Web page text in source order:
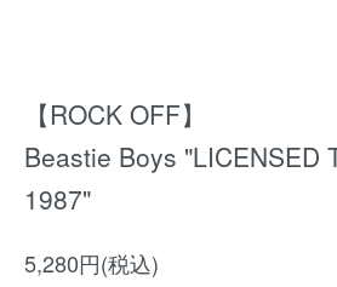
【ROCK OFF】
Beastie Boys "LICENSED
1987"
5,280円(税込)